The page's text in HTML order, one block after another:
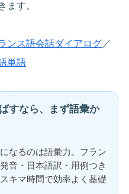
ます。
ンス語会話ダイアログ ／
単語
すなら、まず語彙か
なるのは語彙力。フラン
音・日本語訳・用例つき
キマ時間で効率よく基礎